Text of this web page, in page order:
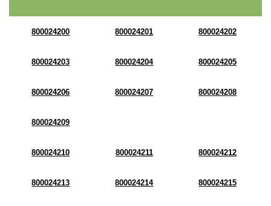
800024200 800024201 800024202
800024203 800024204 800024205
800024206 800024207 800024208
800024209
800024210 800024211 800024212
800024213 800024214 800024215